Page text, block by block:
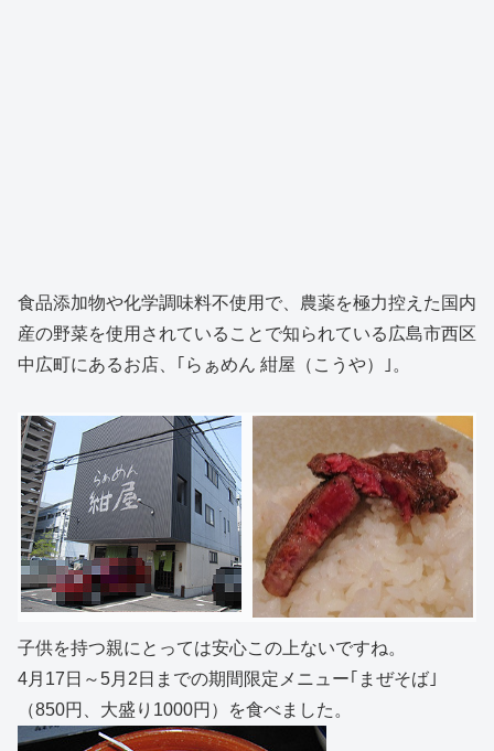
食品添加物や化学調味料不使用で、農薬を極力控えた国内
産の野菜を使用されていることで知られている広島市西区
中広町にあるお店、｢らぁめん 紺屋（こうや）｣。
子供を持つ親にとっては安心この上ないですね。
4月17日～5月2日までの期間限定メニュー｢まぜそば｣
（850円、大盛り1000円）を食べました。